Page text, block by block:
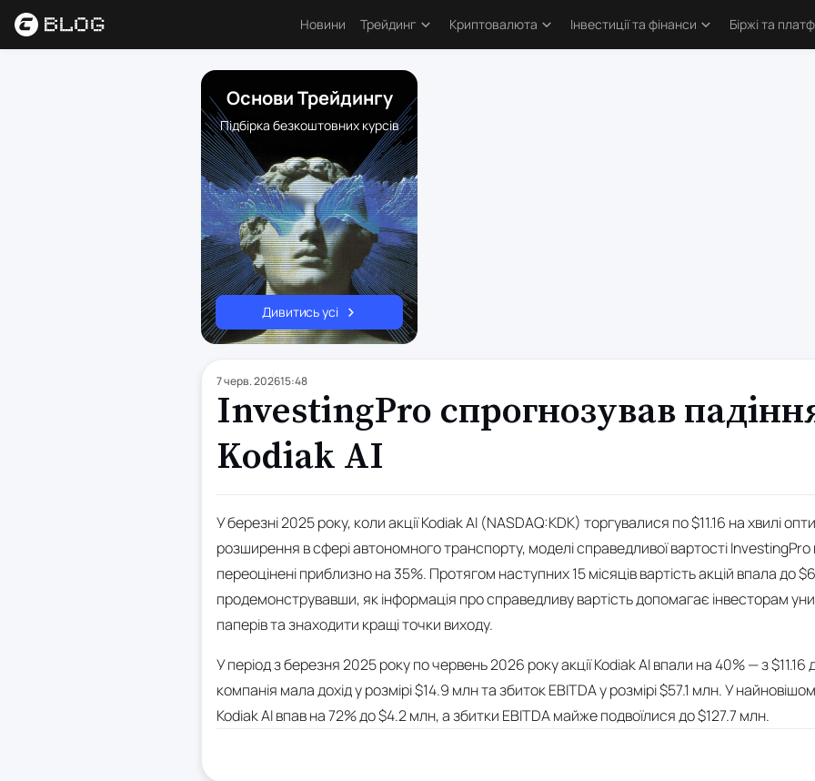
Новини Трейдинг
Аналітика
Основи трейдингу
Психологія трейдинга
Торгові стратегії
Індикатори
Ресурси
Криптовалюта Інвестиції та фінанси Біржі та
Основи Трейдингу
Підбірка безкоштовних курсів
Дивитись усі
7 черв. 202615:48
InvestingPro спрогнозував
Kodiak AI
У березні 2025 року, коли акції Kodiak AI (NASDAQ:KDK) торгувалися по $11.16 на хвилі
розширення в сфері автономного транспорту, моделі справедливої вартості InvestingPro
переоцінені приблизно на 35%. Протягом наступних 15 місяців вартість акцій впала до
продемонструвавши, як інформація про справедливу вартість допомагає інвесторам
паперів та знаходити кращі точки виходу.
У період з березня 2025 року по червень 2026 року акції Kodiak AI впали на 40% — з
компанія мала дохід у розмірі $14.9 млн та збиток EBITDA у розмірі $57.1 млн. У
Kodiak AI впав на 72% до $4.2 млн, а збитки EBITDA майже подвоїлися до $127.7 млн.